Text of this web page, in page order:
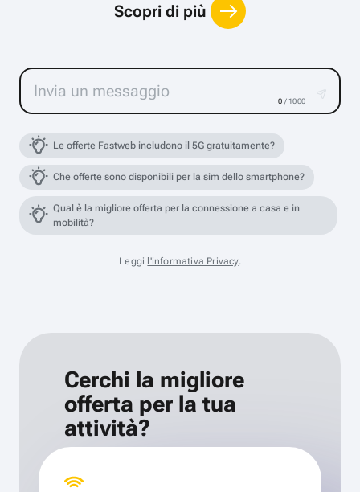
Scopri di più
0 / 1000
Le offerte Fastweb includono il 5G gratuitamente?
Che offerte sono disponibili per la sim dello smartphone?
Qual è la migliore offerta per la connessione a casa e in
mobilità?
Leggi l'informativa Privacy.
Cerchi la migliore
offerta per la tua
attività?